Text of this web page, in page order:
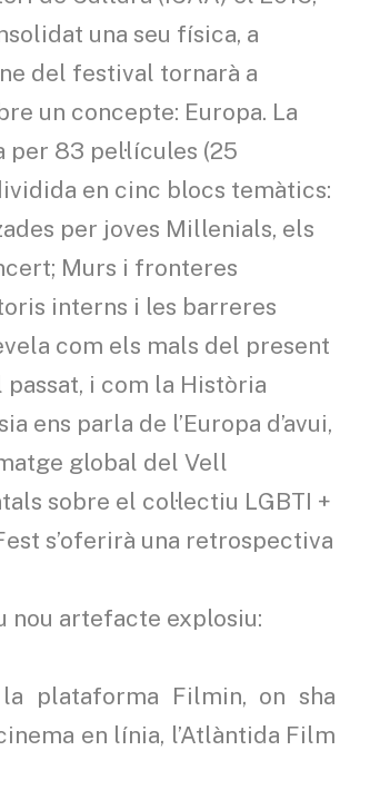
una seu física, a
del festival tornarà a
un concepte: Europa. La
83 pel·lícules (25
en cinc blocs temàtics:
per joves Millenials, els
Murs i fronteres
interns i les barreres
com els mals del present
i com la Història
ens parla de l’Europa d’avui,
global del Vell
sobre el col·lectiu LGBTI +
s’oferirà una retrospectiva
nou artefacte explosiu:
plataforma Filmin, on sha
en línia, l’Atlàntida Film